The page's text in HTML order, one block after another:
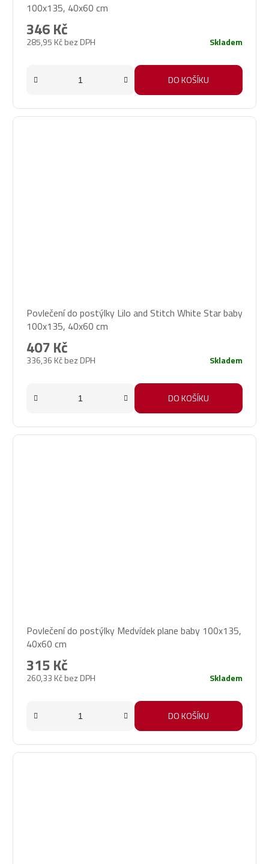
100x135, 40x60 cm
285,95 Kč bez DPH
346 Kč
Skladem
DO KOŠÍKU
Povlečení do postýlky Lilo and Stitch White Star baby
100x135, 40x60 cm
336,36 Kč bez DPH
407 Kč
Skladem
DO KOŠÍKU
Povlečení do postýlky Medvídek plane baby 100x135,
40x60 cm
260,33 Kč bez DPH
315 Kč
Skladem
DO KOŠÍKU